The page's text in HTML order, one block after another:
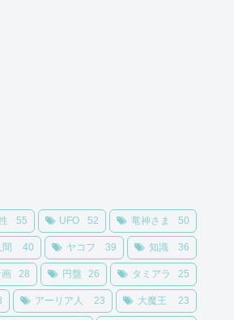
55 UFO 52 竜神さま 50
間 40 ヤコフ 39 知識 36
28 円盤 26 タミアラ 25
アーリア人 23 大魔王 23